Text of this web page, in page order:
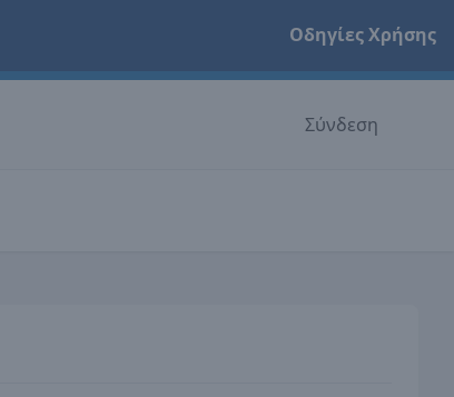
Οδηγίες Χρήσης
Σύνδεση